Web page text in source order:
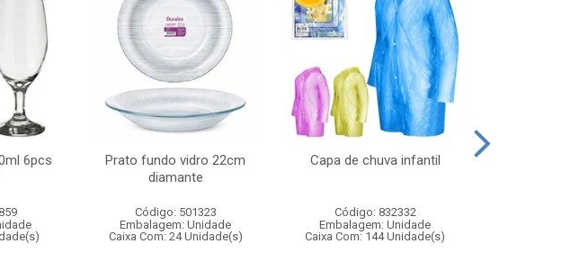
6pcs
Prato fundo vidro 22cm
diamante
Código: 501323
Embalagem: Unidade
Caixa Com: 24 Unidade(s)
Capa de chuva infantil
Código: 832332
Embalagem: Unidade
Caixa Com: 144 Unidade(s)